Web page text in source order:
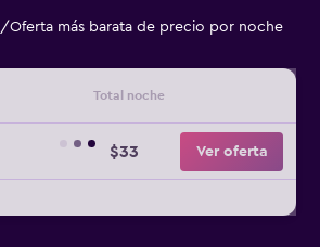
/Oferta más barata de precio por noche
Total noche
$33 Ver oferta